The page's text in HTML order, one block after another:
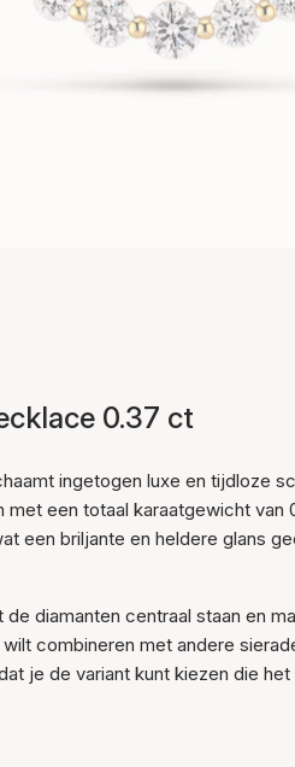
0.37 ct
ingetogen luxe en tijdloze
een totaal karaatgewicht
een briljante en heldere glans
diamanten centraal staan en
combineren met andere
je de variant kunt kiezen die